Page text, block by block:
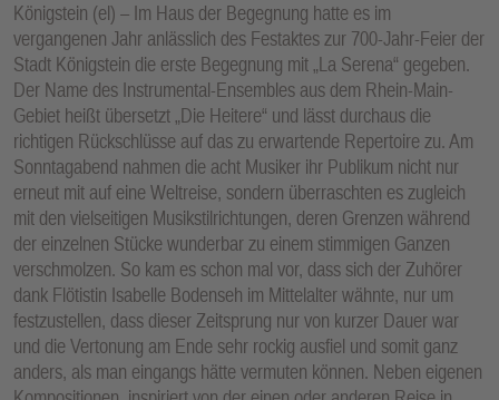
Königstein (el) – Im Haus der Begegnung hatte es im
vergangenen Jahr anlässlich des Festaktes zur 700-Jahr-Feier der
Stadt Königstein die erste Begegnung mit „La Serena“ gegeben.
Der Name des Instrumental-Ensembles aus dem Rhein-Main-
Gebiet heißt übersetzt „Die Heitere“ und lässt durchaus die
richtigen Rückschlüsse auf das zu erwartende Repertoire zu. Am
Sonntagabend nahmen die acht Musiker ihr Publikum nicht nur
erneut mit auf eine Weltreise, sondern überraschten es zugleich
mit den vielseitigen Musikstilrichtungen, deren Grenzen während
der einzelnen Stücke wunderbar zu einem stimmigen Ganzen
verschmolzen. So kam es schon mal vor, dass sich der Zuhörer
dank Flötistin Isabelle Bodenseh im Mittelalter wähnte, nur um
festzustellen, dass dieser Zeitsprung nur von kurzer Dauer war
und die Vertonung am Ende sehr rockig ausfiel und somit ganz
anders, als man eingangs hätte vermuten können. Neben eigenen